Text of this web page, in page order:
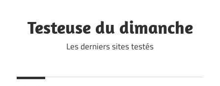
content
Testeuse du dimanche
Les derniers sites testés